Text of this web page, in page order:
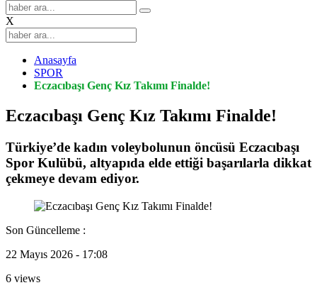
X
Anasayfa
SPOR
Eczacıbaşı Genç Kız Takımı Finalde!
Eczacıbaşı Genç Kız Takımı Finalde!
Türkiye’de kadın voleybolunun öncüsü Eczacıbaşı
Spor Kulübü, altyapıda elde ettiği başarılarla dikkat
çekmeye devam ediyor.
Son Güncelleme :
22 Mayıs 2026 - 17:08
6 views